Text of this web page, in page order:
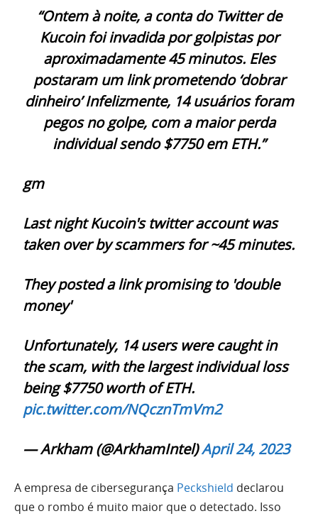
“Ontem à noite, a conta do Twitter de
Kucoin foi invadida por golpistas por
aproximadamente 45 minutos. Eles
postaram um link prometendo ‘dobrar
dinheiro’ Infelizmente, 14 usuários foram
pegos no golpe, com a maior perda
individual sendo $7750 em ETH.”
gm
Last night Kucoin's twitter account was
taken over by scammers for ~45 minutes.
They posted a link promising to 'double
money'
Unfortunately, 14 users were caught in
the scam, with the largest individual loss
being $7750 worth of ETH.
pic.twitter.com/NQcznTmVm2
— Arkham (@ArkhamIntel)April 24, 2023
A empresa de cibersegurança Peckshield declarou
que o rombo é muito maior que o detectado. Isso